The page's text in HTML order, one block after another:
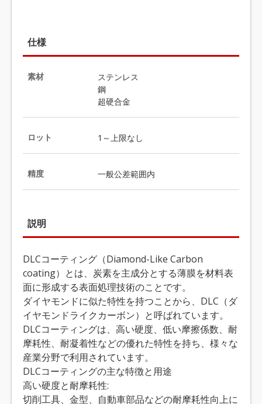
仕様
素材
ステンレス
鋼
超硬合金
ロット 1～上限なし
精度 一般公差範囲内
説明
DLCコーティング（Diamond-Like Carbon
coating）とは、炭素を主成分とする薄膜を材料表
面に形成する表面処理技術のことです。
ダイヤモンドに似た特性を持つことから、DLC（ダ
イヤモンドライクカーボン）と呼ばれています。
DLCコーティングは、高い硬度、低い摩擦係数、耐
摩耗性、耐凝着性などの優れた特性を持ち、様々な
産業分野で利用されています。
DLCコーティングの主な特徴と用途
高い硬度と耐摩耗性:
切削工具、金型、自動車部品などの耐摩耗性向上に